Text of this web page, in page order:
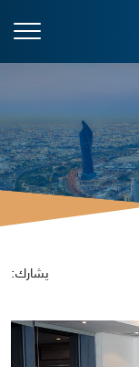
يشارك: